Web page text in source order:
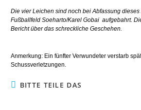
Die vier Leichen sind noch bei Abfassung dieses
Fußballfeld Soeharto/Karel Gobai aufgebahrt.
Bericht über das schreckliche Geschehen.
Anmerkung: Ein fünfter Verwundeter verstarb
Schussverletzungen.
BITTE TEILE DAS